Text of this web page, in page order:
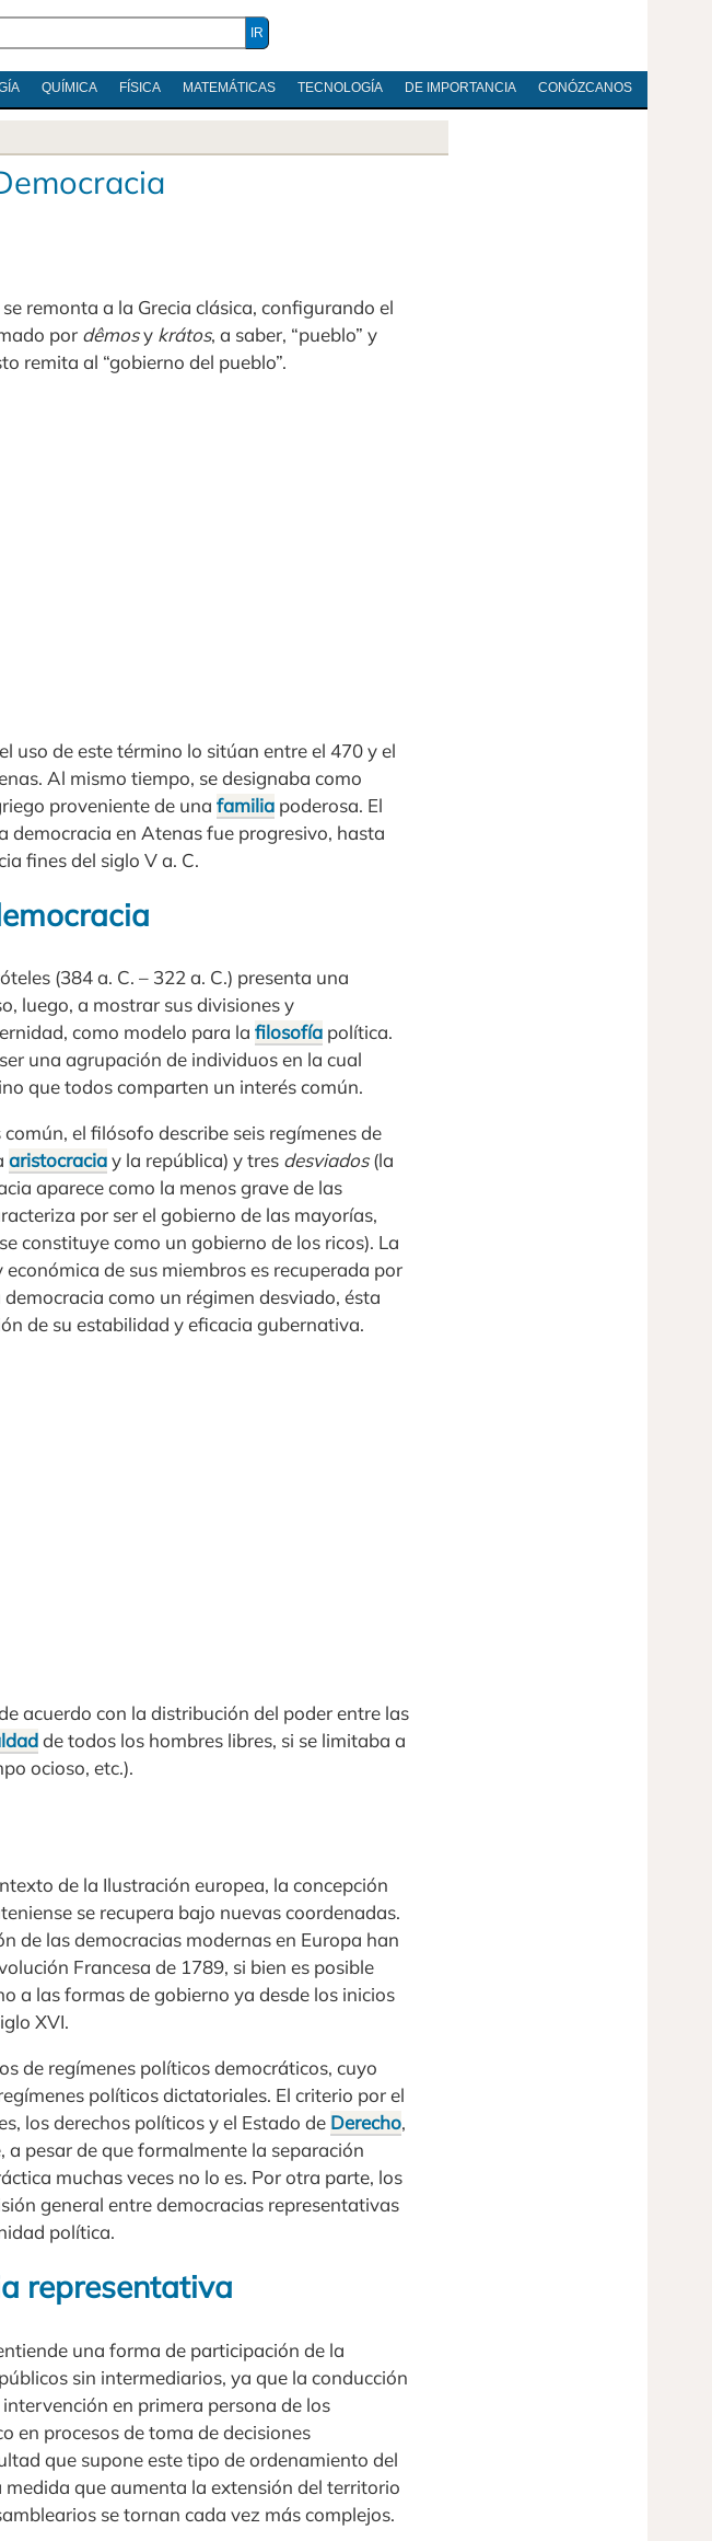
QUÍMICA FÍSICA MATEMÁTICAS TECNOLOGÍA DE IMPORTANCIA CONÓZCANOS
remonta a la Grecia clásica, configurando el
por dêmosy krátos, a saber, “pueblo” y
remita al “gobierno del pueblo”.
uso de este término lo sitúan entre el 470 y el
Al mismo tiempo, se designaba como
proveniente de una familia poderosa. El
democracia en Atenas fue progresivo, hasta
fines del siglo V a. C.
(384 a. C. – 322 a. C.) presenta una
luego, a mostrar sus divisiones y
como modelo para la filosofía política.
una agrupación de individuos en la cual
que todos comparten un interés común.
el filósofo describe seis regímenes de
aristocraciay la república) y tres desviados(la
aparece como la menos grave de las
por ser el gobierno de las mayorías,
constituye como un gobierno de los ricos). La
de sus miembros es recuperada por
como un régimen desviado, ésta
de su estabilidad y eficacia gubernativa.
acuerdo con la distribución del poder entre las
de todos los hombres libres, si se limitaba a
ocioso, etc.).
de la Ilustración europea, la concepción
se recupera bajo nuevas coordenadas.
de las democracias modernas en Europa han
Francesa de 1789, si bien es posible
a las formas de gobierno ya desde los inicios
XVI.
de regímenes políticos democráticos, cuyo
políticos dictatoriales. El criterio por el
los derechos políticos y el Estado de Derecho,
pesar de que formalmente la separación
muchas veces no lo es. Por otra parte, los
general entre democracias representativas
política.
representativa
una forma de participación de la
sin intermediarios, ya que la conducción
en primera persona de los
en procesos de toma de decisiones
que supone este tipo de ordenamiento del
medida que aumenta la extensión del territorio
se tornan cada vez más complejos.